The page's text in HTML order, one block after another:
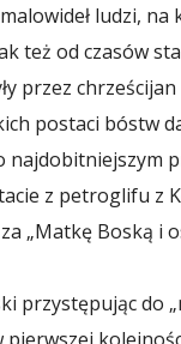
ludzi, na
też od czasów
przez
postaci bóstw
najdobitniejszym
z petroglifu z
„Matkę Boską i
przystępując do